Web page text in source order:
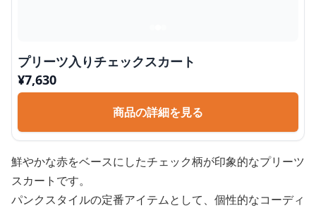
プリーツ入りチェックスカート
¥7,630
商品の詳細を見る
鮮やかな赤をベースにしたチェック柄が印象的なプリーツ
スカートです。
パンクスタイルの定番アイテムとして、個性的なコーディ